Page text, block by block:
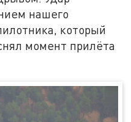
нашего
который
момент прилёта